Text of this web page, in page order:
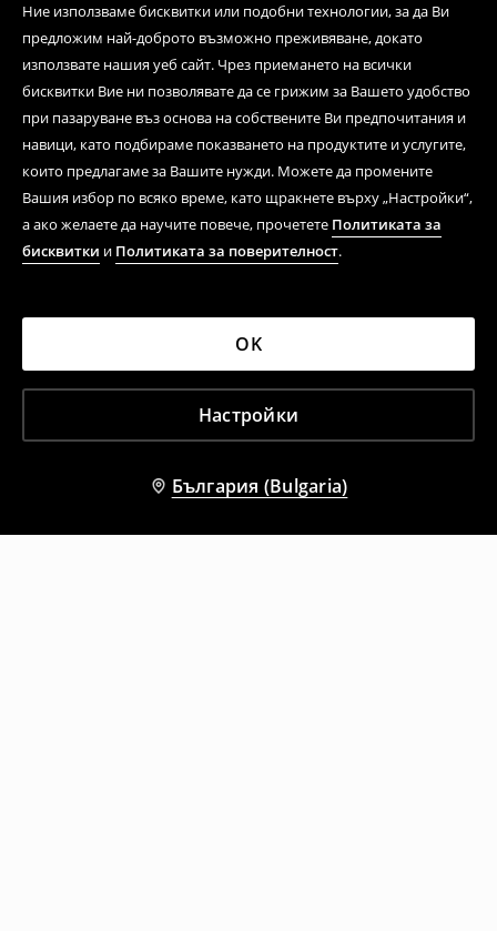
Ние използваме бисквитки или подобни технологии, за да Ви
предложим най-доброто възможно преживяване, докато
използвате нашия уеб сайт. Чрез приемането на всички
бисквитки Вие ни позволявате да се грижим за Вашето удобство
при пазаруване въз основа на собствените Ви предпочитания и
навици, като подбираме показването на продуктите и услугите,
които предлагаме за Вашите нужди. Можете да промените
Вашия избор по всяко време, като щракнете върху „Настройки“,
а ако желаете да научите повече, прочетете Политиката за
бисквитки и Политиката за поверителност.
Настройки
OK
България (Bulgaria)